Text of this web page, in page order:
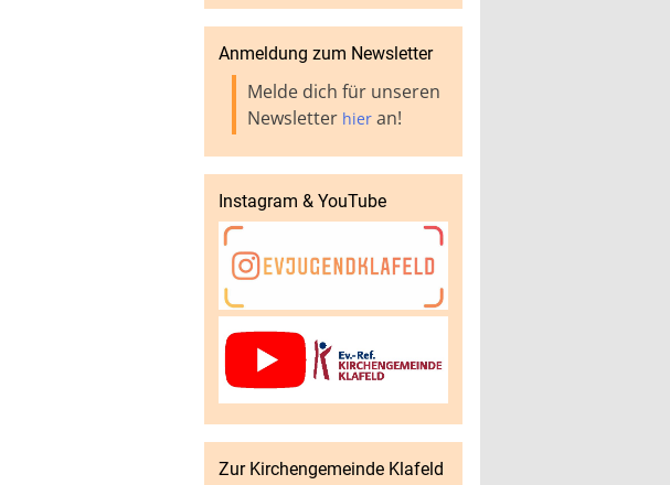
Anmeldung zum Newsletter
Melde dich für unseren
Newsletter hieran!
Instagram & YouTube
Zur Kirchengemeinde Klafeld